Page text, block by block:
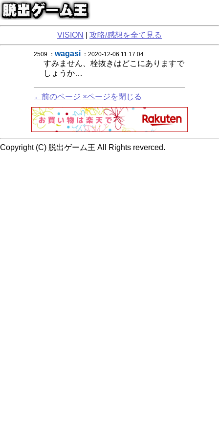
VISION 攻略/感想を全て見る
2509 ： wagasi ：2020-12-06 11:17:04
すみません、栓抜きはどこにありますで
しょうか…
←前のページ ×ページを閉じる
Copyright (C) 脱出ゲーム王 All Rights reverced.